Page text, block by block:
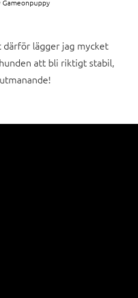
Gameonpuppy
lägger jag mycket
att bli riktigt stabil,